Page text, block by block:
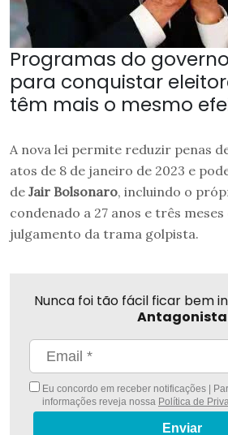
Programas do
para conquistar
têm mais o mesmo
A nova lei permite reduzir penas
atos de 8 de janeiro de 2023 e
de Jair Bolsonaro, incluindo o
condenado a 27 anos e três
julgamento da trama golpista.
Nunca foi tão fácil ficar bem
Antagonista
Eu concordo em receber notificações |
informações reveja nossa Política de
Enviar